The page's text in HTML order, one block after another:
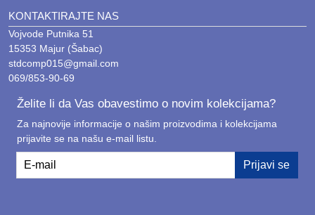
KONTAKTIRAJTE NAS
Vojvode Putnika 51
15353 Majur (Šabac)
stdcomp015@gmail.com
069/853-90-69
Želite li da Vas obavestimo o novim kolekcijama?
Za najnovije informacije o našim proizvodima i kolekcijama
prijavite se na našu e-mail listu.
E-mail
Prijavi se